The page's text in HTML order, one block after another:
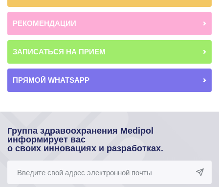
РЕКОМЕНДАЦИИ
ЗАПИСАТЬСЯ НА ПРИЕМ
ПРЯМОЙ WHATSAPP
Группа здравоохранения Medipol
информирует вас
о своих инновациях и разработках.